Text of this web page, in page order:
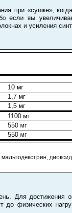
при «сушке»,
если вы
и усиления
10 мг
1,7 мг
1,5 мг
1100 мг
550 мг
550 мг
Для достижения
до физических